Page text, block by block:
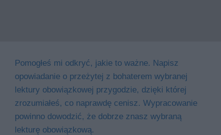
Pomogłeś mi odkryć, jakie to ważne. Napisz
opowiadanie o przeżytej z bohaterem wybranej
lektury obowiązkowej przygodzie, dzięki której
zrozumiałeś, co naprawdę cenisz. Wypracowanie
powinno dowodzić, że dobrze znasz wybraną
lekturę obowiązkową.